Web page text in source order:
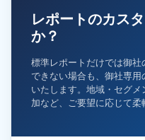
レポートのカス
か？
標準レポートだけでは御
できない場合も、御社専
いたします。地域・セグ
加など、ご要望に応じて柔